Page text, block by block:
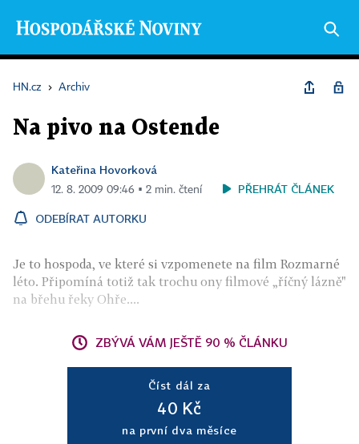
HN.cz › Archiv
Na pivo na Ostende
Kateřina Hovorková
12. 8. 2009 09:46 ▪ 2 min. čtení PŘEHRÁT ČLÁNEK
ODEBÍRAT AUTORKU
Je to hospoda, ve které si vzpomenete na film Rozmarné
léto. Připomíná totiž tak trochu ony filmové „říčný lázně"
na břehu řeky Ohře....
ZBÝVÁ VÁM JEŠTĚ 90 % ČLÁNKU
Číst dál za
40 Kč
na první dva měsíce